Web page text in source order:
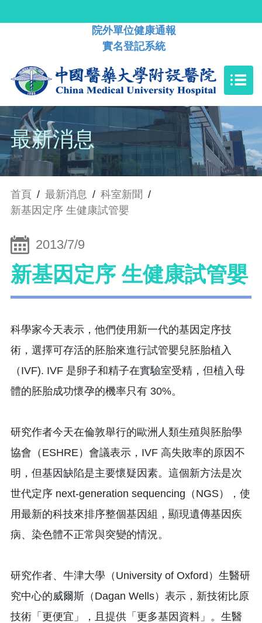
院外單位健康通報
實名登記系統
最新消息
首頁 / 最新消息 / 科室新聞 /
新基因定序 生健康試管嬰
2013/7/9
新基因定序 生健康試管嬰
科學家今天表示，他們使用新一代的基因定序技
術，選擇可存活的胚胎來進行試管嬰兒胚胎植入
（IVF). IVF 是卵子和精子在實驗室受精，但植入母
體的胚胎成功懷孕的機率只有 30%。
研究作者今天在倫敦舉行的歐洲人類生殖與胚胎學
協會（ESHRE）會議表示，IVF 高失敗率的原因不
明，但基因缺陷是主要懷疑因素。這個新方法是次
世代定序 next-generation sequencing（NGS），使
用最新的科技來排序整個基因組，顯現遺傳基因疾
病、染色體不正常與突變的情況。
研究作者、牛津大學（University of Oxford）生醫研
究中心的威爾斯（Dagan Wells）表示，新技術比原
技術「更便宜」，且提供「更多基因資料」。生醫